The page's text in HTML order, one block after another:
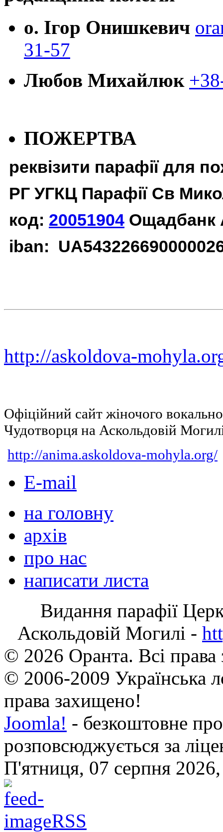
о. Ігор Онишкевич
31-57
Любов Михайлюк
ПОЖЕРТВА
реквізити парафії для
РГ УГКЦ Парафії Св
код: 20051904 Ощадбанк
iban:
http://askoldova-
Офіційний сайт жіночого
Чудотворця на Аскольдовій
http://anima.askoldova-mohyla.org/
E-mail
на головну
архів
про нас
написати листа
Видання парафії
Аскольдовій Могилі -
© 2026 Оранта. Всі
© 2006-2009 Українська
права захищено!
Joomla! - безкоштовне
розповсюджується за
П'ятниця, 07 серпня
RSS